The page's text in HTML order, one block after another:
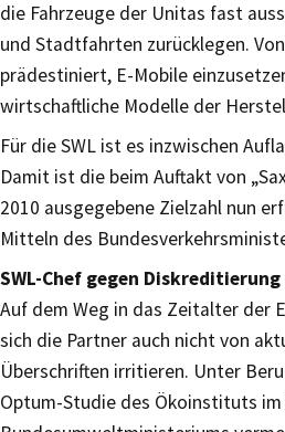
die Fahrzeuge der Unitas fast
und Stadtfahrten zurücklegen.
prädestiniert, E-Mobile
wirtschaftliche Modelle der
Für die SWL ist es inzwischen
Damit ist die beim Auftakt von
2010 ausgegebene Zielzahl nun
Mitteln des
SWL-Chef gegen
Auf dem Weg in das Zeitalter der
sich die Partner auch nicht von
Überschriften irritieren. Unter
Optum-Studie des Ökoinstituts im